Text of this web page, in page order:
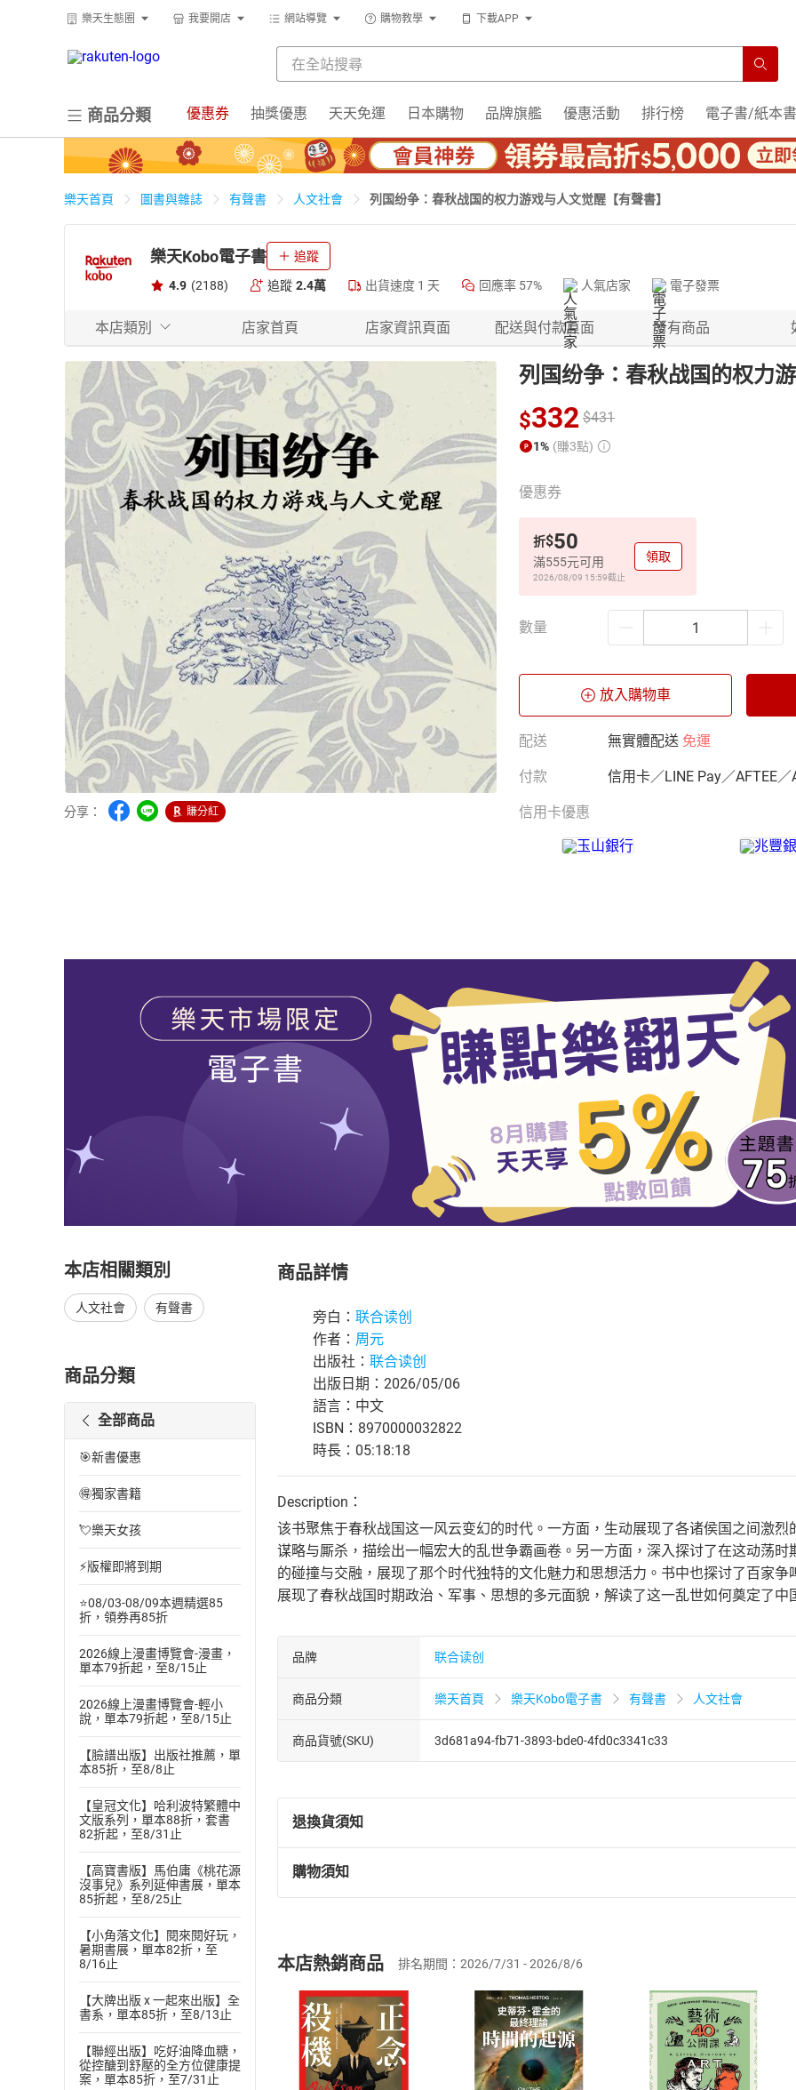
樂天生態圈 我要開店 網站導覽 購物教學 下載APP
商品分類 優惠券 抽獎優惠 天天免運 日本購物 品牌旗艦 優惠活動 排行榜 電子書/紙本書
樂天首頁 圖書與雜誌 有聲書 人文社會 列国纷争：春秋战国的权力游戏与人文觉醒【有聲書】
樂天Kobo電子書 追蹤
4.9 (2188) 追蹤 2.4萬 出貨速度 1 天 回應率 57% 人氣店家 電子發票
本店類別 店家首頁 店家資訊頁面 配送與付款頁面 所有商品
分享： 賺分紅
列国纷争：春秋战国的权力
$332 $431
1% (賺3點)
優惠券
折$50
滿555元可用
2026/08/09 15:59截止
領取
數量
放入購物車
配送 無實體配送 免運
付款 信用卡／LINE Pay／AFTEE／
信用卡優惠
本店相關類別
人文社會 有聲書
商品分類
全部商品
🎯新書優惠
🉐獨家書籍
💘樂天女孩
⚡版權即將到期
⭐08/03-08/09本週精選85
折，領券再85折
2026線上漫畫博覽會-漫畫，
單本79折起，至8/15止
2026線上漫畫博覽會-輕小
說，單本79折起，至8/15止
【臉譜出版】出版社推薦，單
本85折，至8/8止
【皇冠文化】哈利波特繁體中
文版系列，單本88折，套書
82折起，至8/31止
【高寶書版】馬伯庸《桃花源
沒事兒》系列延伸書展，單本
85折起，至8/25止
【小角落文化】閱來閱好玩，
暑期書展，單本82折，至
8/16止
【大牌出版 x 一起來出版】全
書系，單本85折，至8/13止
【聯經出版】吃好油降血糖，
從控醣到舒壓的全方位健康提
案，單本85折，至7/31止
商品詳情
旁白： 联合读创
作者： 周元
出版社： 联合读创
出版日期：2026/05/06
語言：中文
ISBN：8970000032822
時長：05:18:18
Description：
该书聚焦于春秋战国这一风云变幻的时代。一方面，生动展现了各诸侯国之间激
谋略与厮杀，描绘出一幅宏大的乱世争霸画卷。另一方面，深入探讨了在这动荡
的碰撞与交融，展现了那个时代独特的文化魅力和思想活力。书中也探讨了百家
展现了春秋战国时期政治、军事、思想的多元面貌，解读了这一乱世如何奠定了中
品牌 联合读创
商品分類 樂天首頁 樂天Kobo電子書 有聲書 人文社會
商品貨號(SKU) 3d681a94-fb71-3893-bde0-4fd0c3341c33
退換貨須知
退換貨規定：
(一)依消費者保護法第19條第1項後段暨通訊交易解除權合理例外情事適用
(二)消費者訂購本店鋪之商品即代表知悉本店鋪所銷售之商品為電子書，
且已下載/存取電子書，不得請求退貨退款。
退貨方式：您欲取消訂單或辦理退貨時，請登入樂天市場，並於「我的訂單
貨」，本店鋪將依您的申請進行審核，待審核通過後將為您辦理退款事宜。
請注意，樂天市場須以整筆訂單為單位進行取消/退貨，恕無法以單支商品取
購物須知
挑選商品
Choose
放入購物車
Shopping cart
登入帳號
Login
購書後，如何開始使用？
本店熱銷商品 排名期間：2026/7/31 - 2026/8/6